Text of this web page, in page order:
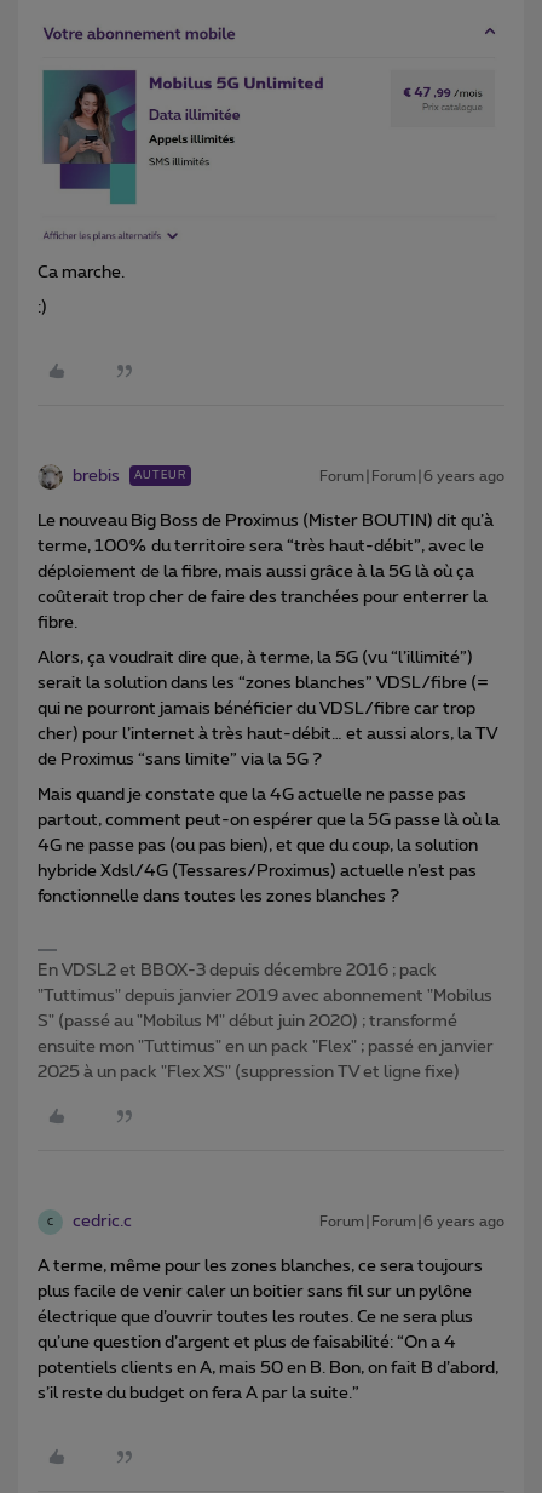
Ca marche.
:)
brebis AUTEUR Forum|Forum|6 years ago
Le nouveau Big Boss de Proximus (Mister BOUTIN) dit qu’à
terme, 100% du territoire sera “très haut-débit”, avec le
déploiement de la fibre, mais aussi grâce à la 5G là où ça
coûterait trop cher de faire des tranchées pour enterrer la
fibre.
Alors, ça voudrait dire que, à terme, la 5G (vu “l’illimité”)
serait la solution dans les “zones blanches” VDSL/fibre (=
qui ne pourront jamais bénéficier du VDSL/fibre car trop
cher) pour l’internet à très haut-débit… et aussi alors, la TV
de Proximus “sans limite” via la 5G ?
Mais quand je constate que la 4G actuelle ne passe pas
partout, comment peut-on espérer que la 5G passe là où la
4G ne passe pas (ou pas bien), et que du coup, la solution
hybride Xdsl/4G (Tessares/Proximus) actuelle n’est pas
fonctionnelle dans toutes les zones blanches ?
En VDSL2 et BBOX-3 depuis décembre 2016 ; pack
"Tuttimus" depuis janvier 2019 avec abonnement "Mobilus
S" (passé au "Mobilus M" début juin 2020) ; transformé
ensuite mon "Tuttimus" en un pack "Flex" ; passé en janvier
2025 à un pack "Flex XS" (suppression TV et ligne fixe)
C cedric.c Forum|Forum|6 years ago
A terme, même pour les zones blanches, ce sera toujours
plus facile de venir caler un boitier sans fil sur un pylône
électrique que d’ouvrir toutes les routes. Ce ne sera plus
qu’une question d’argent et plus de faisabilité: “On a 4
potentiels clients en A, mais 50 en B. Bon, on fait B d’abord,
s’il reste du budget on fera A par la suite.”